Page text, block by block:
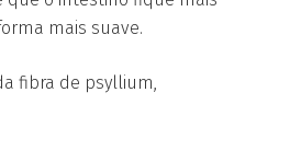
mais suave.
fibra de psyllium,